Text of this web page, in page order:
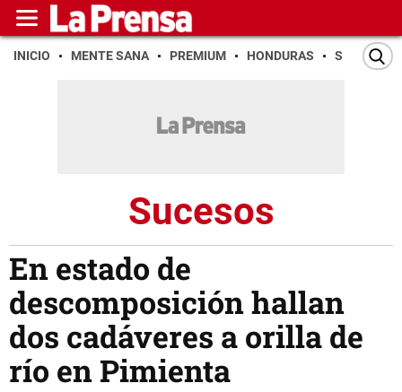
INICIO MENTE SANA PREMIUM HONDURAS SAN PEDRO
Sucesos
En estado de
descomposición hallan
dos cadáveres a orilla de
río en Pimienta